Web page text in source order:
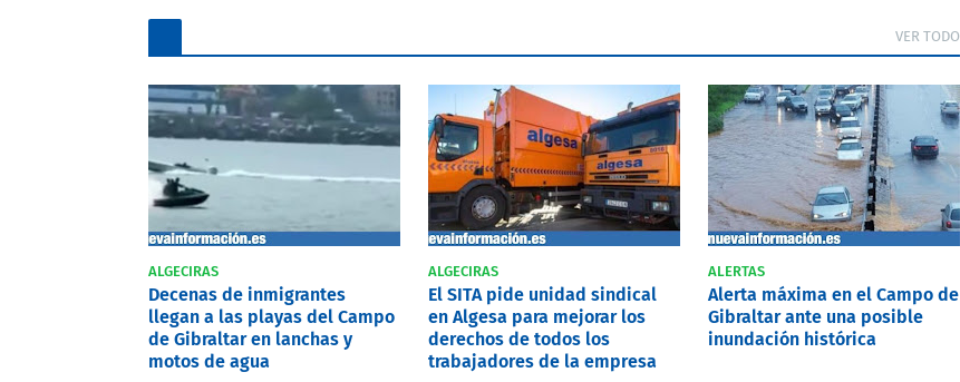
VER TODO
ALGECIRAS
Decenas de inmigrantes
llegan a las playas del Campo
de Gibraltar en lanchas y
motos de agua
ALGECIRAS
El SITA pide unidad sindical
en Algesa para mejorar los
derechos de todos los
trabajadores de la empresa
ALERTAS
Alerta máxima en el Campo de
Gibraltar ante una posible
inundación histórica